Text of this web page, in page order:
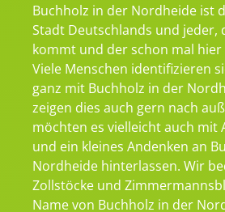
Buchholz in der Nordheide ist
Stadt Deutschlands und jeder,
kommt und der schon mal hier
Viele Menschen identifizieren
ganz mit Buchholz in der
zeigen dies auch gern nach
möchten es vielleicht auch mit
und ein kleines Andenken an
Nordheide hinterlassen. Wir
Zollstöcke und
Name von Buchholz in der